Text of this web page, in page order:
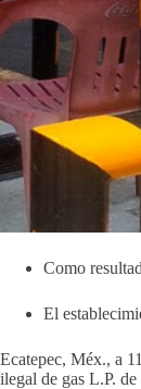
Como
El
Ecatepec, Méx., a
ilegal de gas L.P.